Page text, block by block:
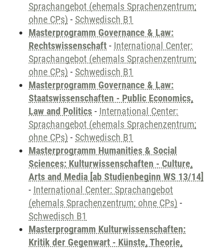
Sprachangebot (ehemals Sprachenzentrum;
ohne CPs) - Schwedisch B1
Masterprogramm Governance & Law:
Rechtswissenschaft - International Center:
Sprachangebot (ehemals Sprachenzentrum;
ohne CPs) - Schwedisch B1
Masterprogramm Governance & Law:
Staatswissenschaften - Public Economics,
Law and Politics - International Center:
Sprachangebot (ehemals Sprachenzentrum;
ohne CPs) - Schwedisch B1
Masterprogramm Humanities & Social
Sciences: Kulturwissenschaften - Culture,
Arts and Media [ab Studienbeginn WS 13/14]
- International Center: Sprachangebot
(ehemals Sprachenzentrum; ohne CPs) -
Schwedisch B1
Masterprogramm Kulturwissenschaften:
Kritik der Gegenwart - Künste, Theorie,